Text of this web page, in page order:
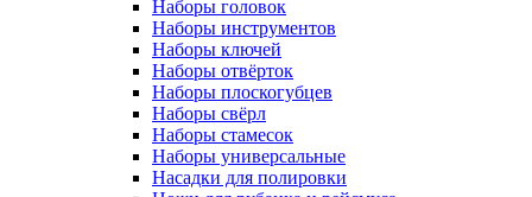
Наборы головок
Наборы инструментов
Наборы ключей
Наборы отвёрток
Наборы плоскогубцев
Наборы свёрл
Наборы стамесок
Наборы универсальные
Насадки для полировки